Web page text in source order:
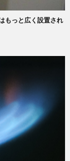
もっと広く設置され